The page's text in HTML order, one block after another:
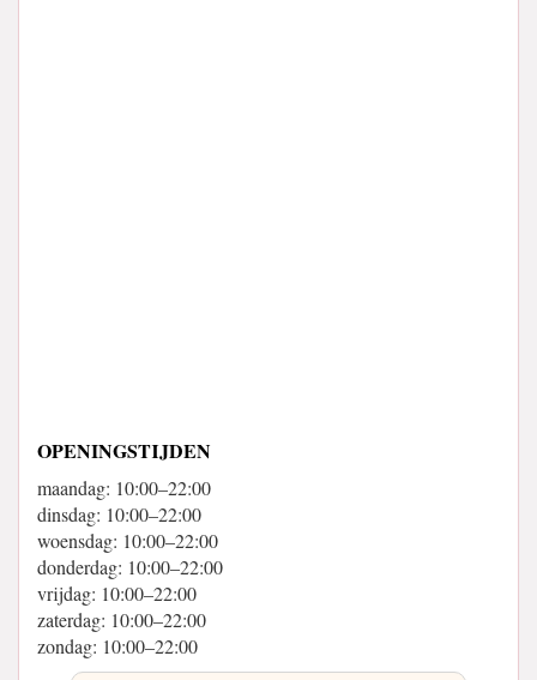
OPENINGSTIJDEN
maandag: 10:00–22:00
dinsdag: 10:00–22:00
woensdag: 10:00–22:00
donderdag: 10:00–22:00
vrijdag: 10:00–22:00
zaterdag: 10:00–22:00
zondag: 10:00–22:00